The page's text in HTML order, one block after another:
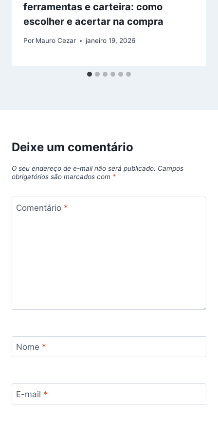
ferramentas e carteira: como
escolher e acertar na compra
Por Mauro Cezar janeiro 19, 2026
Deixe um comentário
O seu endereço de e-mail não será publicado. Campos
obrigatórios são marcados com *
Comentário *
Nome *
E-mail *